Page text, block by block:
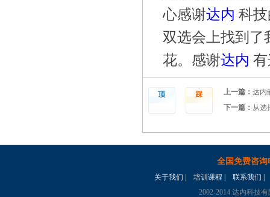
心感谢达内 科
双选会上找到了
花。感谢达内
顶 踩 上一篇： 达内
下一篇： 从选
全国免费咨询
关于我们 培训课程 联系我们
2002-2014 达内科技